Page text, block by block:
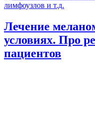
Лечение
условиях. Про
пациентов